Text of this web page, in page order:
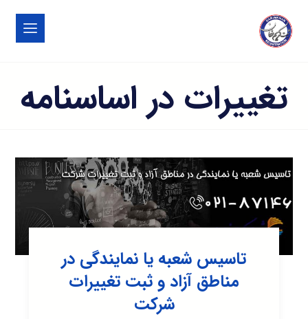
تغییرات در اساسنامه
تاسیس شعبه یا نمایندگی در
مناطق آزاد و ثبت تغییرات
شرکت